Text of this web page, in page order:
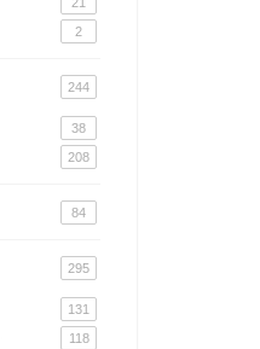
2
244
38
208
84
295
131
118